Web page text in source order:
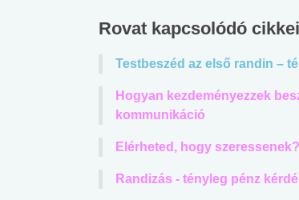
Rovat kapcsolódó cikkei
Testbeszéd az első randin –
Hogyan kezdeményezzek
kommunikáció
Elérheted, hogy szeressenek?
Randizás - tényleg pénz